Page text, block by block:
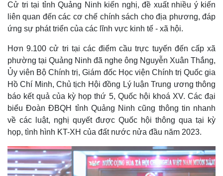
Việc làm
Biển đảo
Cử tri tại tỉnh Quảng Ninh kiến nghị, đề xuất nhiều ý kiến
liên quan đến các cơ chế chính sách cho địa phương, đáp
ứng sự phát triển của các lĩnh vực kinh tế - xã hội.
Hơn 9.100 cử tri tại các điểm cầu trực tuyến đến cấp xã
phường tại Quảng Ninh đã nghe ông Nguyễn Xuân Thắng,
Ủy viên Bộ Chính trị, Giám đốc Học viện Chính trị Quốc gia
Hồ Chí Minh, Chủ tịch Hội đồng Lý luận Trung ương thông
báo kết quả của kỳ họp thứ 5, Quốc hội khoá XV. Các đại
biểu Đoàn ĐBQH tỉnh Quảng Ninh cũng thông tin nhanh
về các luật, nghị quyết được Quốc hội thông qua tại kỳ
họp, tình hình KT-XH của đất nước nửa đầu năm 2023.